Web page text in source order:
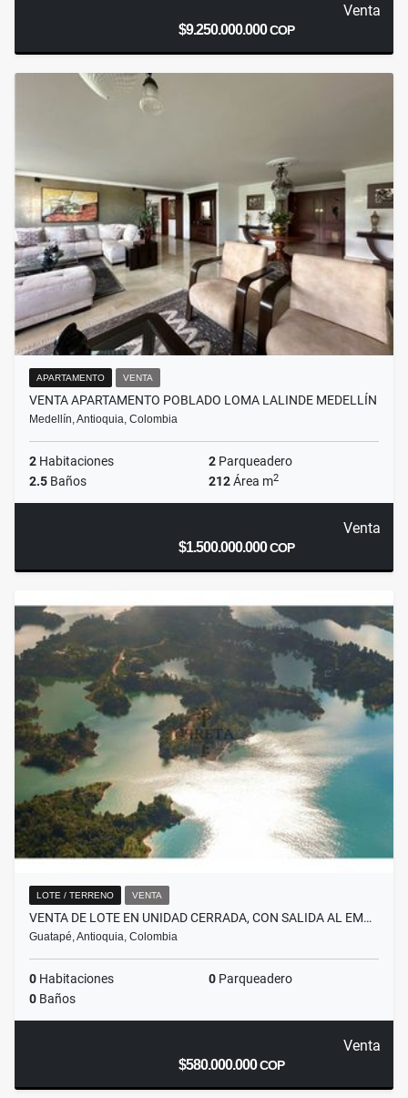
Venta
$9.250.000.000COP
APARTAMENTO VENTA
VENTA APARTAMENTO POBLADO LOMA LALINDE MEDELLÍN
Medellín, Antioquia, Colombia
2 Habitaciones 2 Parqueadero
2.5 Baños 212Área m2
Venta
$1.500.000.000COP
LOTE / TERRENO VENTA
VENTA DE LOTE EN UNIDAD CERRADA, CON SALIDA AL EM…
Guatapé, Antioquia, Colombia
0 Habitaciones 0 Parqueadero
0 Baños
Venta
$580.000.000COP